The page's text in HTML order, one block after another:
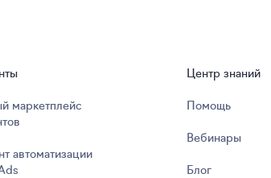
маркетплейс
автоматизации
Центр знаний
Помощь
Вебинары
Блог